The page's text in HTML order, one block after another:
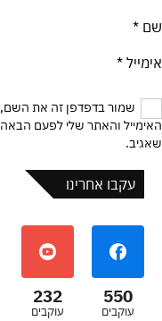
שם *
אימייל *
שמור בדפדפן זה את השם,
האימייל והאתר שלי לפעם הבאה
שאגיב.
עקבו אחרינו
550
עוקבים
232
עוקבים